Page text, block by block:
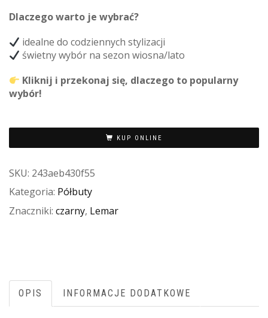
Dlaczego warto je wybrać?
idealne do codziennych stylizacji
świetny wybór na sezon wiosna/lato
Kliknij i przekonaj się, dlaczego to popularny
wybór!
KUP ONLINE
SKU: 243aeb430f55
Kategoria: Półbuty
Znaczniki: czarny, Lemar
OPIS INFORMACJE DODATKOWE